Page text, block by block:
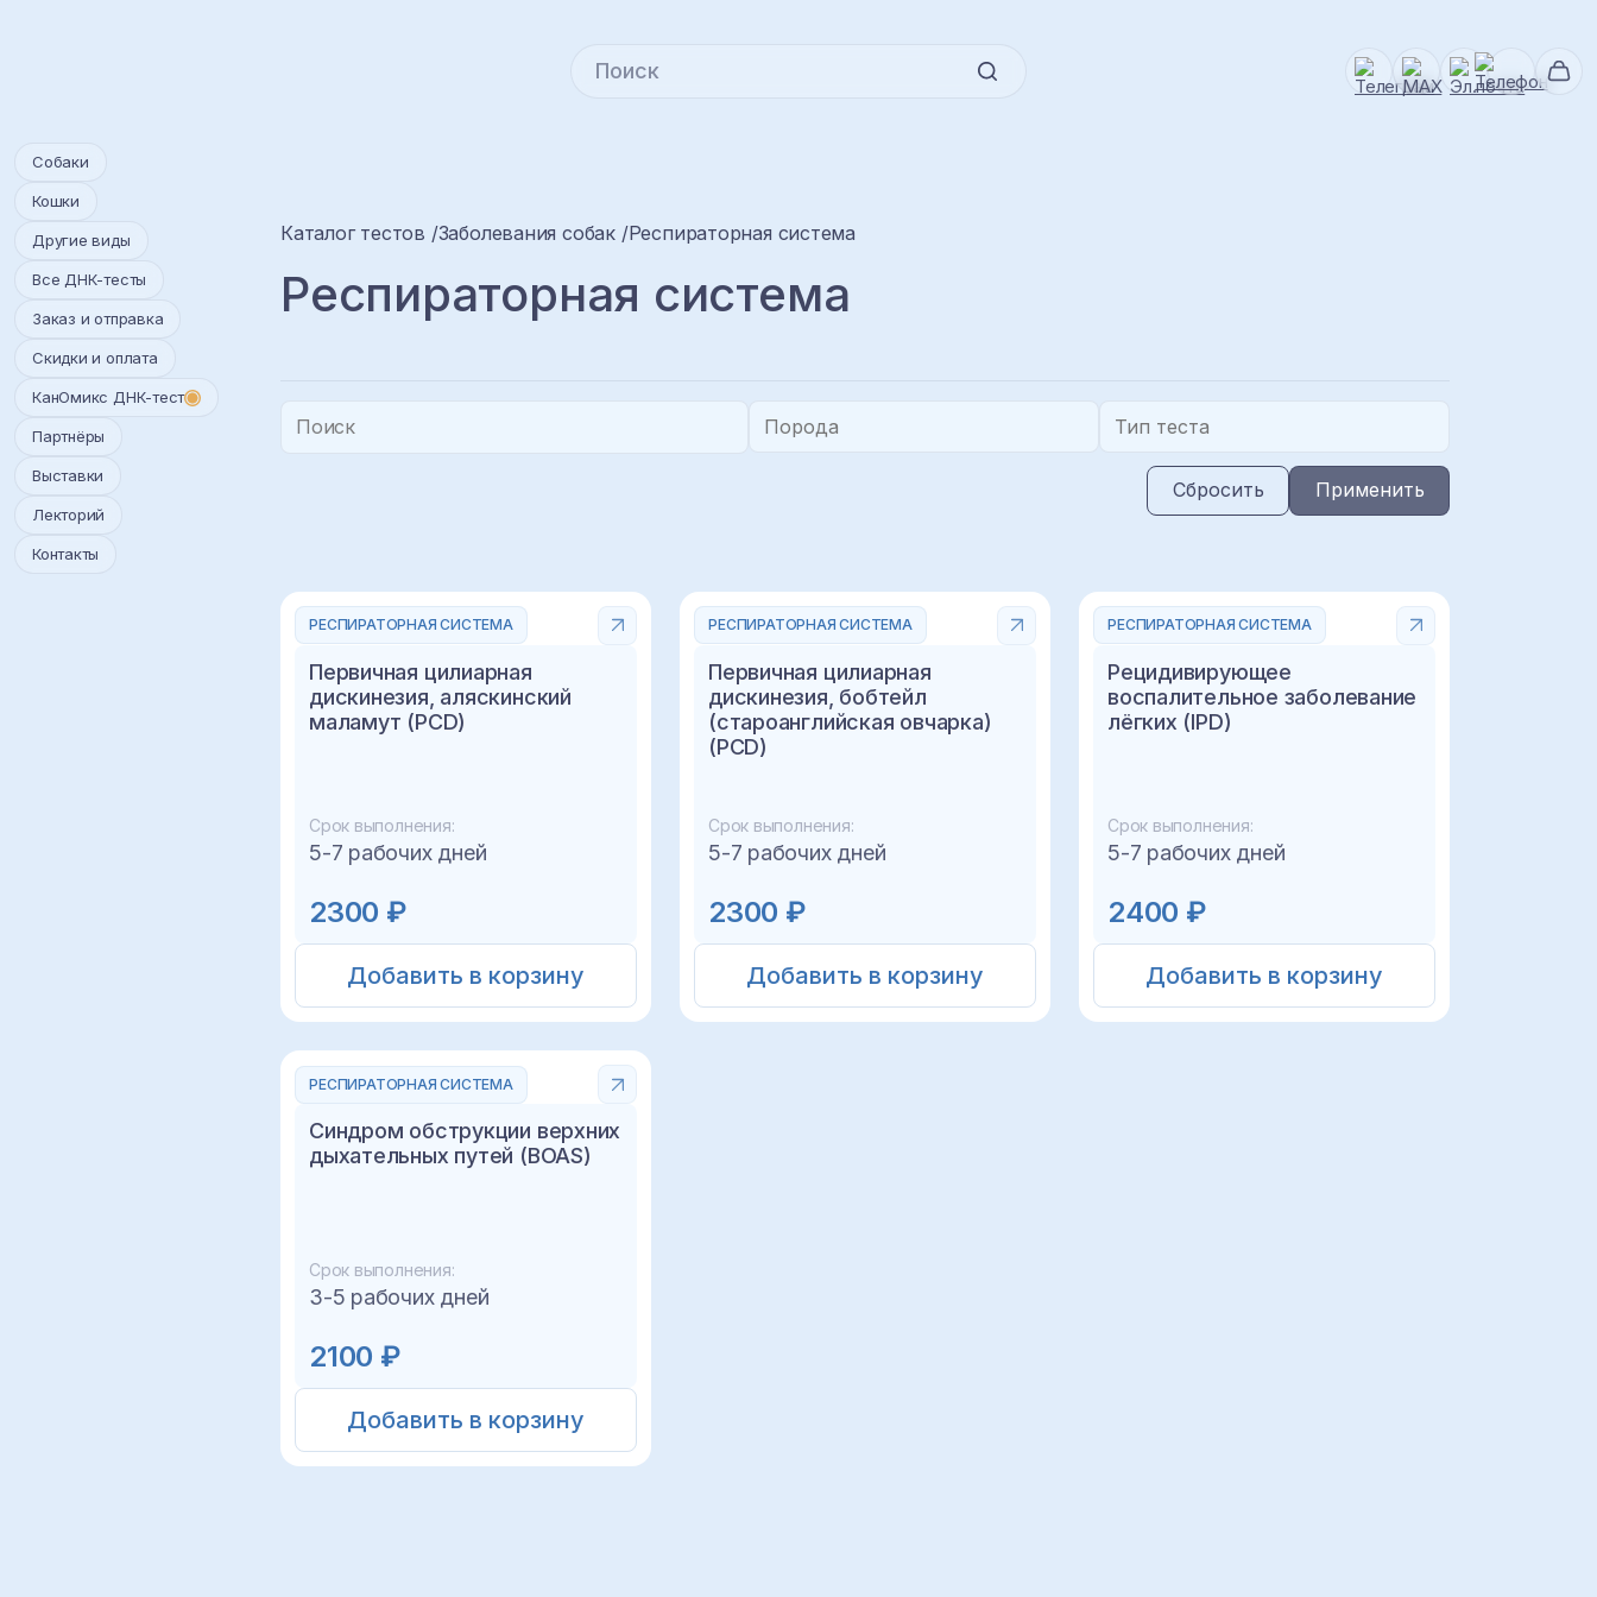
Собаки
Кошки
Другие виды
Все ДНК-тесты
Заказ и отправка
Скидки и оплата
КанОмикс ДНК-тест
Партнёры
Выставки
Лекторий
Контакты
Каталог тестов Заболевания собак Респираторная система
Респираторная система
Сбросить Применить
РЕСПИРАТОРНАЯ СИСТЕМА
Первичная цилиарная
дискинезия, аляскинский
маламут (PCD)
Срок выполнения:
5-7 рабочих дней
2300 ₽
Добавить в корзину
РЕСПИРАТОРНАЯ СИСТЕМА
Первичная цилиарная
дискинезия, бобтейл
(староанглийская овчарка)
(PCD)
Срок выполнения:
5-7 рабочих дней
2300 ₽
Добавить в корзину
РЕСПИРАТОРНАЯ СИСТЕМА
Рецидивирующее
воспалительное заболевание
лёгких (IPD)
Срок выполнения:
5-7 рабочих дней
2400 ₽
Добавить в корзину
РЕСПИРАТОРНАЯ СИСТЕМА
Синдром обструкции верхних
дыхательных путей (BOAS)
Срок выполнения:
3-5 рабочих дней
2100 ₽
Добавить в корзину